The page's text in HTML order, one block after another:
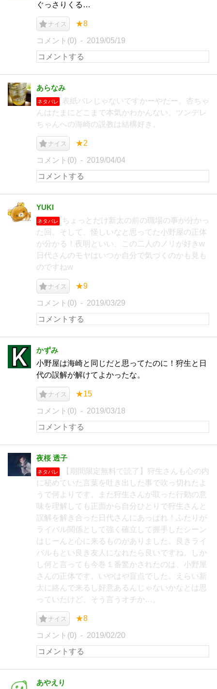
ぐっさりくる…
ナイス ★8
コメント(0) 2019/05/19
あらなみ
ネタバレ
表紙バレじゃないですかーやだー。杏ちゃ
んはたまにどこまで本気かわかんない。ツンデレ
ちゃんへの海崎の説教は結構好き。
ナイス ★2
コメント(0) 2019/04/04
YUKI
ネタバレ
ちょっとだけ新太の前の職場の事が分かっ
た回。そして、怪しいなと思ってた小野屋の正体
が分かる！夜明といい、この二人のノリが好きw
日代さんのモヤはいつか自分で気づくのかも見も
のですねw
ナイス ★9
コメント(0) 2019/03/29
かずみ
小野屋は海崎と同じだと思ってたのに！狩生と日
代の誤解が解けてよかったな。
ナイス ★15
コメント(0) 2019/03/18
夜桜 透子
ネタバレ
【期間限定無料で読了】狩生さんも心の内
に秘めていた言葉を吐き出した事で吹っ切れたよ
うで何よりです。また狩生さんが取った行動の意
味を理解しても正面から自分ひとりで狩生さんと
誤解を解き合った日代さんにあっぱれ！ふたりが
ライバル関係として強く確立して握手したシーン
はじーんと心に来るものがありました。良きライ
バルもとい良き友人になれたら良いですね。しか
し何と言っても今巻１番驚かされたのは、小野屋
さんの正体です。いやはや盲点でした。えらい新
太に絡んで来るし好意あるんじゃないかなとは思
っていたけど、そう言うオチか…。
ナイス ★8
コメント(0) 2019/02/20
あやえり